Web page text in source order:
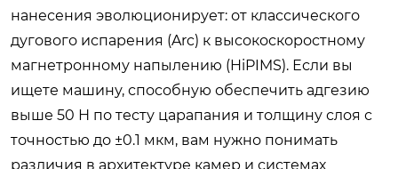
нанесения эволюционирует: от классического
дугового испарения (Arc) к высокоскоростному
магнетронному напылению (HiPIMS). Если вы
ищете машину, способную обеспечить адгезию
выше 50 Н по тесту царапания и толщину слоя с
точностью до ±0.1 мкм, вам нужно понимать
различия в архитектуре камер и системах